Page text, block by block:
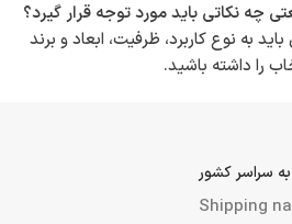
به نوع کاربرد، ظرفیت، ابعاد و برند
را داشته باشید.
سراسر کشور
Shipping